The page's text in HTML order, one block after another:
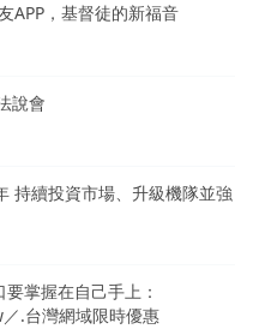
APP，基督徒的新福音
說會
持續投資市場、升級機隊並強
掌握在自己手上：
.台灣網域限時優惠